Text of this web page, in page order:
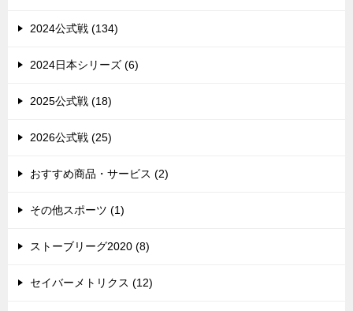
2024公式戦 (134)
2024日本シリーズ (6)
2025公式戦 (18)
2026公式戦 (25)
おすすめ商品・サービス (2)
その他スポーツ (1)
ストーブリーグ2020 (8)
セイバーメトリクス (12)